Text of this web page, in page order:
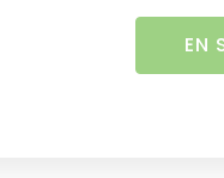
EN